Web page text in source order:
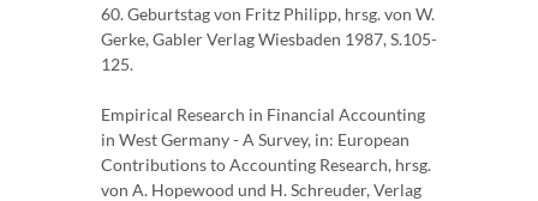
60. Geburtstag von Fritz Philipp, hrsg. von W.
Gerke, Gabler Verlag Wiesbaden 1987, S.105-
125.
Empirical Research in Financial Accounting
in West Germany - A Survey, in: European
Contributions to Accounting Research, hrsg.
von A. Hopewood und H. Schreuder, Verlag